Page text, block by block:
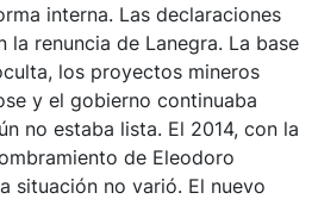
interna. Las declaraciones
la renuncia de Lanegra. La base
los proyectos mineros
y el gobierno continuaba
no estaba lista. El 2014, con la
de Eleodoro
situación no varió. El nuevo